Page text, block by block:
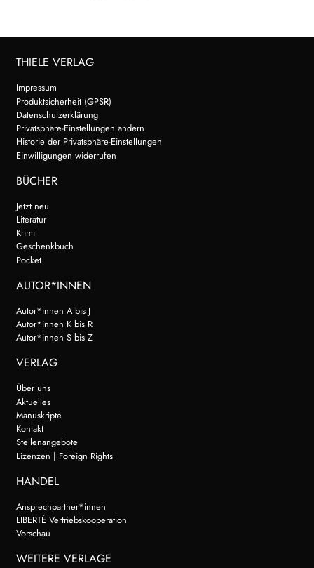
THIELE VERLAG
Impressum
Produktsicherheit (GPSR)
Datenschutzerklärung
Privatsphäre-Einstellungen ändern
Historie der Privatsphäre-Einstellungen
Einwilligungen widerrufen
BÜCHER
Jetzt neu
Literatur
Krimi
Geschenkbuch
Pocket
AUTOR*INNEN
Autor*innen A bis J
Autor*innen K bis R
Autor*innen S bis Z
VERLAG
Über uns
Aktuelles
Manuskripte
Kontakt
Stellenangebote
Lizenzen | Foreign Rights
HANDEL
Ansprechpartner*innen
LIBERTÉ Vertriebskooperation
Vorschau
WEITERE VERLAGE